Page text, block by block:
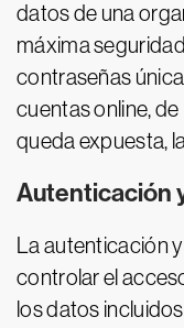
datos de una
máxima
contraseñas
cuentas online,
queda expuesta,
Autenticación
La autenticación
controlar el
los datos